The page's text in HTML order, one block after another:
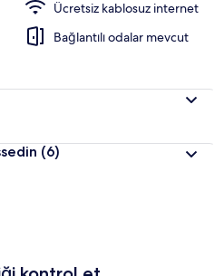
Ücretsiz kablosuz internet
Bağlantılı odalar mevcut
(6)